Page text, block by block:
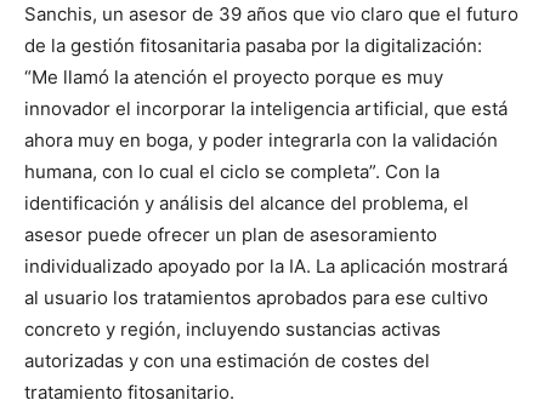
Sanchis, un asesor de 39 años que vio claro que el futuro
de la gestión fitosanitaria pasaba por la digitalización:
“Me llamó la atención el proyecto porque es muy
innovador el incorporar la inteligencia artificial, que está
ahora muy en boga, y poder integrarla con la validación
humana, con lo cual el ciclo se completa”. Con la
identificación y análisis del alcance del problema, el
asesor puede ofrecer un plan de asesoramiento
individualizado apoyado por la IA. La aplicación mostrará
al usuario los tratamientos aprobados para ese cultivo
concreto y región, incluyendo sustancias activas
autorizadas y con una estimación de costes del
tratamiento fitosanitario.